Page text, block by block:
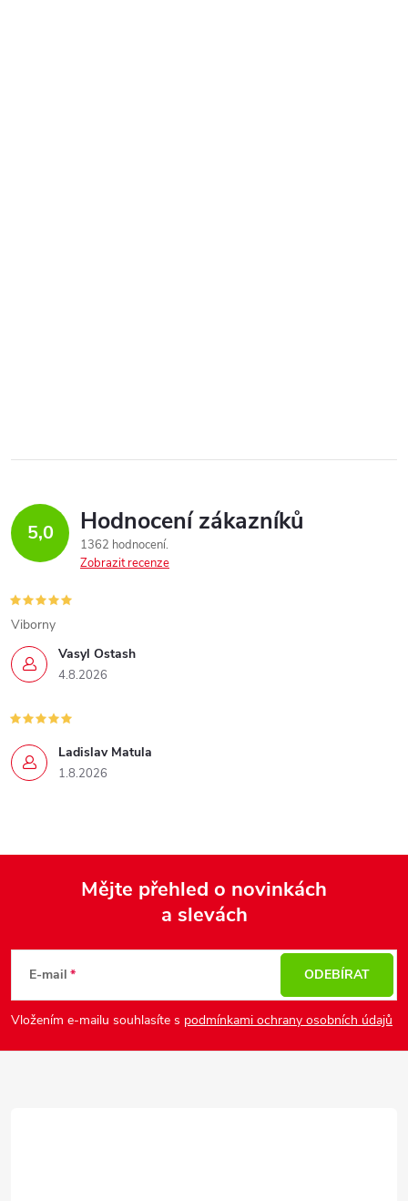
5,0 Hodnocení zákazníků
1362 hodnocení
Zobrazit recenze
Vasyl Ostash
4.8.2026
Viborny
Ladislav Matula
1.8.2026
Mějte přehled o novinkách
a slevách
E-mail
Vložením e-mailu souhlasíte s podmínkami ochrany osobních údajů
ODEBÍRAT